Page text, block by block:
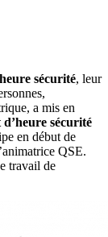
sécurité, leur
a mis en
sécurité
en début de
QSE.
travail de